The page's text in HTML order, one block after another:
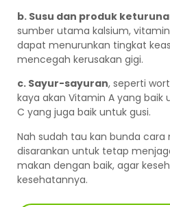
b. Susu dan produk
sumber utama kalsium,
dapat menurunkan tingkat
mencegah kerusakan gigi.
c. Sayur-sayuran, seperti
kaya akan Vitamin A yang baik
C yang juga baik untuk gusi.
Nah sudah tau kan bunda
disarankan untuk tetap
makan dengan baik, agar
kesehatannya.